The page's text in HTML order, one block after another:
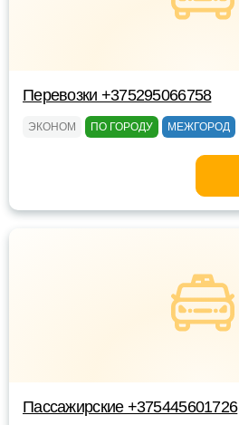
Перевозки +375295066758
ЭКОНОМ ПО ГОРОДУ МЕЖГОРОД
Пассажирские +375445601726